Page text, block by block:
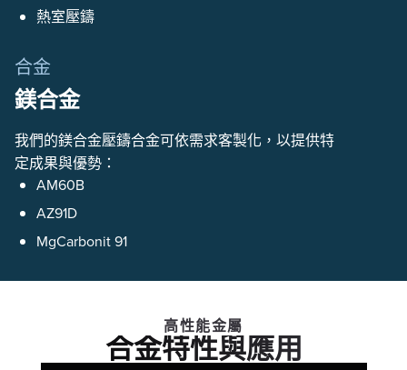
熱室壓鑄
合金
鎂合金
我們的鎂合金壓鑄合金可依需求客製化，以提供特
定成果與優勢：
AM60B
AZ91D
MgCarbonit 91
高性能金屬
合金特性與應用